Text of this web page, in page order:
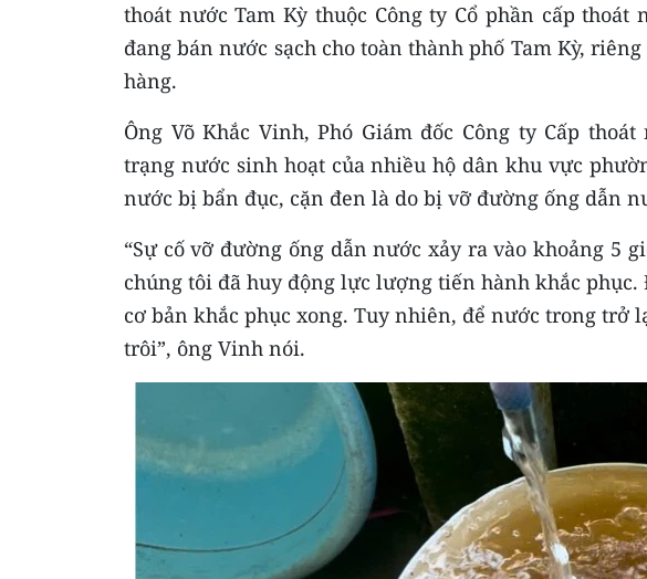
thoát nước Tam Kỳ thuộc Công ty Cổ phần cấp
đang bán nước sạch cho toàn thành phố Tam Kỳ,
hàng.
Ông Võ Khắc Vinh, Phó Giám đốc Công ty Cấp
trạng nước sinh hoạt của nhiều hộ dân khu vực
nước bị bẩn đục, cặn đen là do bị vỡ đường ống dẫn
“Sự cố vỡ đường ống dẫn nước xảy ra vào khoảng 5
chúng tôi đã huy động lực lượng tiến hành khắc
cơ bản khắc phục xong. Tuy nhiên, để nước trong
trôi”, ông Vinh nói.